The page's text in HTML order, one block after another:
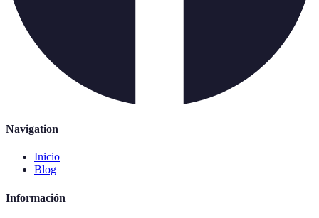
Navigation
Inicio
Blog
Información